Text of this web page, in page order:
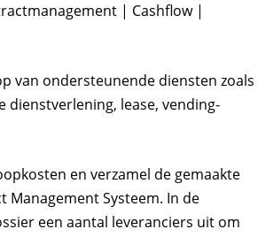
| Cashflow |
van ondersteunende diensten zoals
dienstverlening, lease, vending-
en verzamel de gemaakte
Systeem. In de
een aantal leveranciers uit om